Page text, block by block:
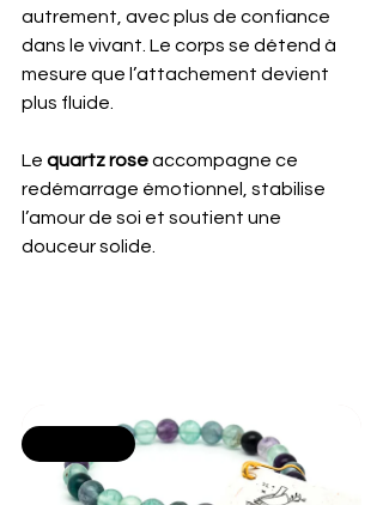
autrement, avec plus de confiance
dans le vivant. Le corps se détend à
mesure que l’attachement devient
plus fluide.
Le quartz rose accompagne ce
redémarrage émotionnel, stabilise
l’amour de soi et soutient une
douceur solide.